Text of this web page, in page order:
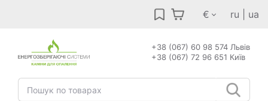
€ ru ua
+38 (067) 60 98 574 Львів
+38 (067) 72 96 651 Київ